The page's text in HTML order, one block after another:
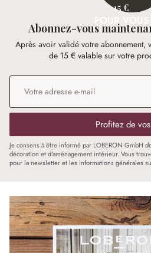
15 €
POUR VOUS
Abonnez-vous
Après avoir validé votre abonnement,
de 15 € valable sur votre
Adresse e-mail
Profitez de
Je consens à être informé par LOBERON GmbH
décoration et d'aménagement intérieur. Vous
pour la newsletter et les informations générales